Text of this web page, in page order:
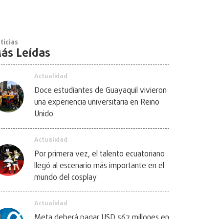
Leídas
Actualidad
Doce estudiantes de Guayaquil vivieron
una experiencia universitaria en Reino
Unido
Actualidad
Por primera vez, el talento ecuatoriano
llegó al escenario más importante en el
mundo del cosplay
Actualidad